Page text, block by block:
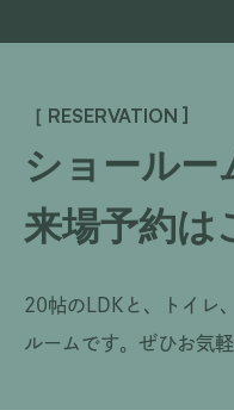
［ RESERVATION ]
ショールー
来場予約は
20帖のLDKと、トイレ
ルームです。 ぜひお気